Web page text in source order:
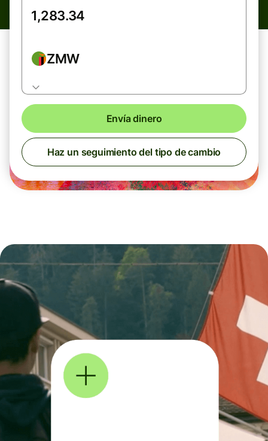
ZMW
Envía dinero
Haz un seguimiento del tipo de cambio